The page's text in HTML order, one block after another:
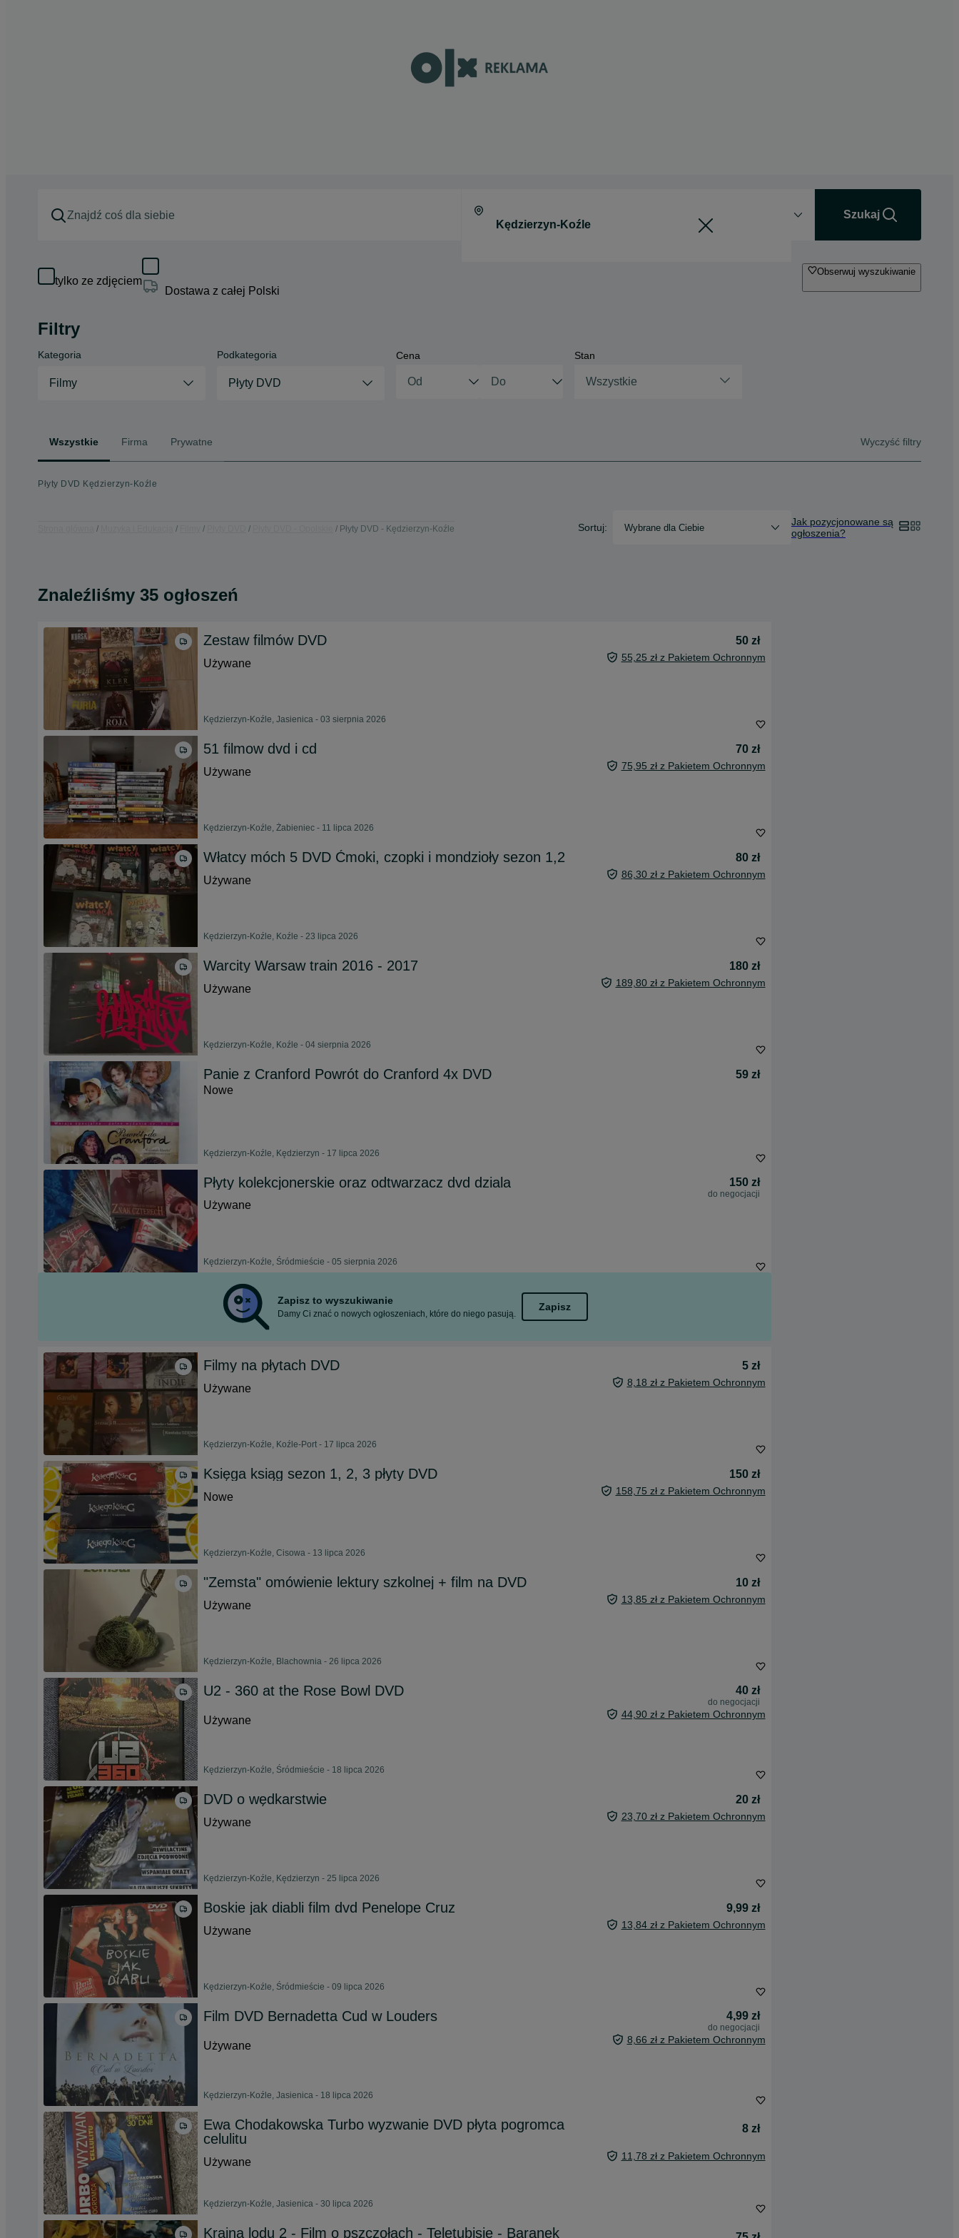
Szukaj
tylko ze zdjęciem
Dostawa z całej Polski
Obserwuj wyszukiwanie
Filtry
Kategoria
Filmy
Podkategoria
Płyty DVD
Cena Stan
Wszystkie
Wszystkie Firma Prywatne Wyczyść filtry
Płyty DVD Kędzierzyn-Koźle
Płyty DVD - Kędzierzyn-Koźle Sortuj: Wybrane dla Ciebie
Jak pozycjonowane są
ogłoszenia?
Znaleźliśmy 35 ogłoszeń
Zestaw filmów DVD
50 zł
Używane
55,25 zł z Pakietem Ochronnym
Kędzierzyn-Koźle, Jasienica - 03 sierpnia 2026
51 filmow dvd i cd
70 zł
Używane
75,95 zł z Pakietem Ochronnym
Kędzierzyn-Koźle, Żabieniec - 11 lipca 2026
Włatcy móch 5 DVD Ćmoki, czopki i mondzioły sezon 1,2
80 zł
Używane
86,30 zł z Pakietem Ochronnym
Kędzierzyn-Koźle, Koźle - 23 lipca 2026
Warcity Warsaw train 2016 - 2017
180 zł
Używane
189,80 zł z Pakietem Ochronnym
Kędzierzyn-Koźle, Koźle - 04 sierpnia 2026
Panie z Cranford Powrót do Cranford 4x DVD
59 zł
Nowe
Kędzierzyn-Koźle, Kędzierzyn - 17 lipca 2026
Płyty kolekcjonerskie oraz odtwarzacz dvd dziala 150 zł
do negocjacji
Używane
Kędzierzyn-Koźle, Śródmieście - 05 sierpnia 2026
Zapisz to wyszukiwanie
Damy Ci znać o nowych ogłoszeniach, które do niego pasują.
Zapisz
Filmy na płytach DVD
5 zł
Używane
8,18 zł z Pakietem Ochronnym
Kędzierzyn-Koźle, Koźle-Port - 17 lipca 2026
Księga ksiąg sezon 1, 2, 3 płyty DVD
150 zł
Nowe
158,75 zł z Pakietem Ochronnym
Kędzierzyn-Koźle, Cisowa - 13 lipca 2026
"Zemsta" omówienie lektury szkolnej + film na DVD
10 zł
Używane
13,85 zł z Pakietem Ochronnym
Kędzierzyn-Koźle, Blachownia - 26 lipca 2026
U2 - 360 at the Rose Bowl DVD 40 zł
do negocjacji
Używane 44,90 zł z Pakietem Ochronnym
Kędzierzyn-Koźle, Śródmieście - 18 lipca 2026
DVD o wędkarstwie
20 zł
Używane
23,70 zł z Pakietem Ochronnym
Kędzierzyn-Koźle, Kędzierzyn - 25 lipca 2026
Boskie jak diabli film dvd Penelope Cruz
9,99 zł
Używane
13,84 zł z Pakietem Ochronnym
Kędzierzyn-Koźle, Śródmieście - 09 lipca 2026
Film DVD Bernadetta Cud w Louders 4,99 zł
do negocjacji
Używane 8,66 zł z Pakietem Ochronnym
Kędzierzyn-Koźle, Jasienica - 18 lipca 2026
Ewa Chodakowska Turbo wyzwanie DVD płyta pogromca
celulitu
8 zł
Używane 11,78 zł z Pakietem Ochronnym
Kędzierzyn-Koźle, Jasienica - 30 lipca 2026
Kraina lodu 2 - Film o pszczołach - Teletubisie - Baranek